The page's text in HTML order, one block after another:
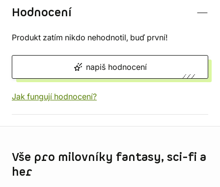
Hodnocení
Produkt zatím nikdo nehodnotil, buď první!
napiš hodnocení
Jak fungují hodnocení?
Vše pro milovníky fantasy, sci-fi a
her